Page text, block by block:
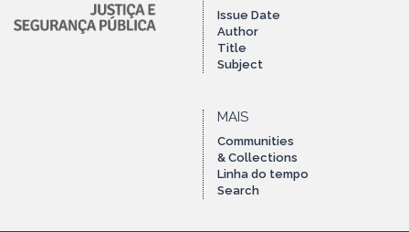
Issue Date
Author
Title
Subject
MAIS
Communities
& Collections
Linha do tempo
Search